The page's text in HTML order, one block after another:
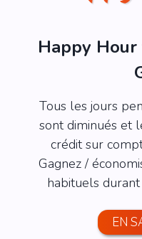
Happy
Tous les jours
sont diminués et
crédit sur
Gagnez /
habituels
EN